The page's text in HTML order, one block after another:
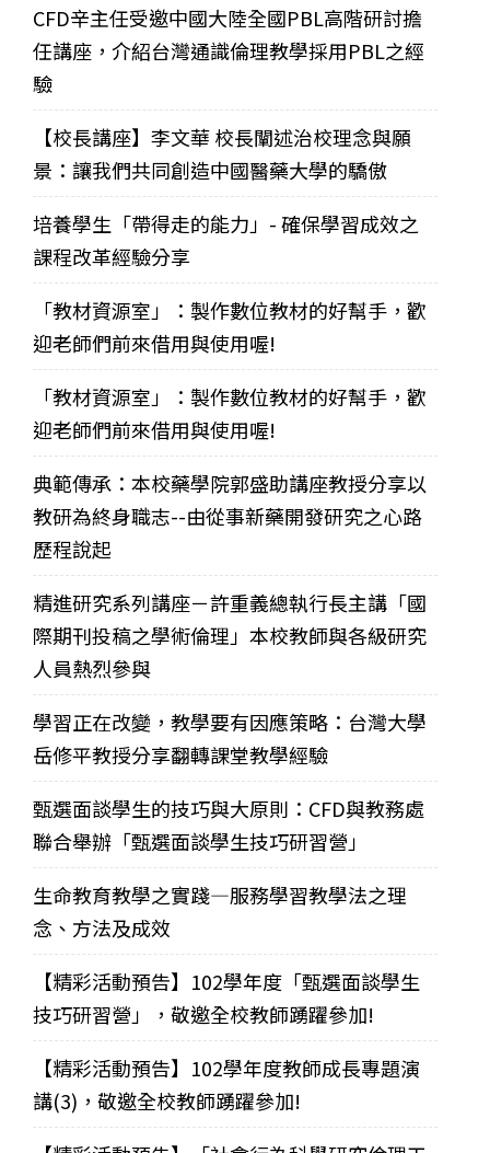
CFD辛主任受邀中國大陸全國PBL高階研討擔
任講座，介紹台灣通識倫理教學採用PBL之經
驗
【校長講座】李文華 校長闡述治校理念與願
景：讓我們共同創造中國醫藥大學的驕傲
培養學生「帶得走的能力」- 確保學習成效之
課程改革經驗分享
「教材資源室」：製作數位教材的好幫手，歡
迎老師們前來借用與使用喔!
「教材資源室」：製作數位教材的好幫手，歡
迎老師們前來借用與使用喔!
典範傳承：本校藥學院郭盛助講座教授分享以
教研為終身職志--由從事新藥開發研究之心路
歷程說起
精進研究系列講座－許重義總執行長主講「國
際期刊投稿之學術倫理」本校教師與各級研究
人員熱烈參與
學習正在改變，教學要有因應策略：台灣大學
岳修平教授分享翻轉課堂教學經驗
甄選面談學生的技巧與大原則：CFD與教務處
聯合舉辦「甄選面談學生技巧研習營」
生命教育教學之實踐—服務學習教學法之理
念、方法及成效
【精彩活動預告】102學年度「甄選面談學生
技巧研習營」，敬邀全校教師踴躍參加!
【精彩活動預告】102學年度教師成長專題演
講(3)，敬邀全校教師踴躍參加!